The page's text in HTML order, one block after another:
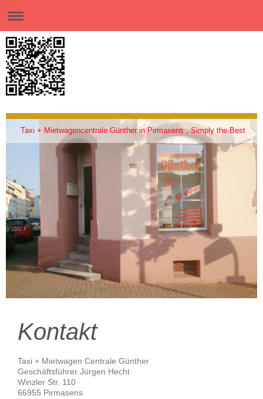
Taxi + Mietwagencentrale Günther in Pirmasens , Simply the Best
Kontakt
Taxi + Mietwagen Centrale Günther
Geschäftsführer Jürgen Hecht
Winzler Str. 110
66955 Pirmasens